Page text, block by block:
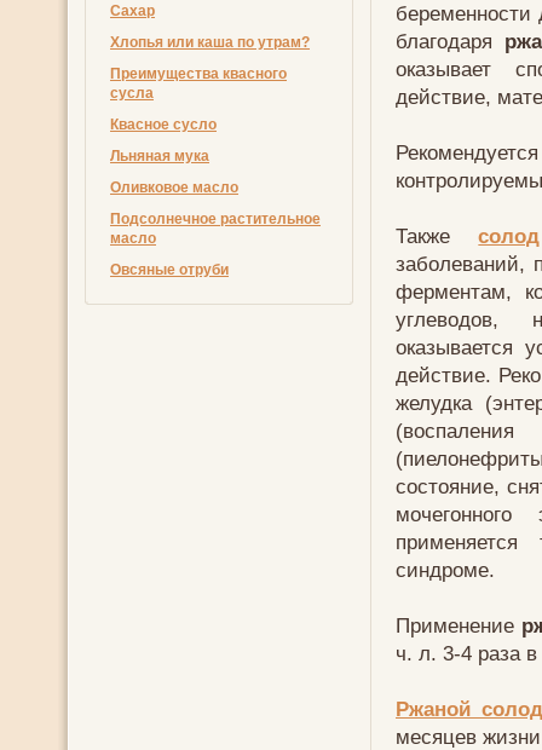
Сахар
Хлопья или каша по утрам?
Преимущества квасного
сусла
Квасное сусло
Льняная мука
Оливковое масло
Подсолнечное растительное
масло
Овсяные отруби
беременности
благодаря
оказывает
действие,
Также
заболеваний,
ферментам,
углеводов,
оказывается
действие.
желудка
состояние,
синдроме.
Применение
ч. л. 3-4 раза
Ржаной солод
месяцев